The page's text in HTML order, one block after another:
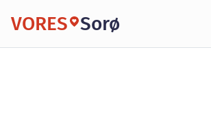
VORES Sorø